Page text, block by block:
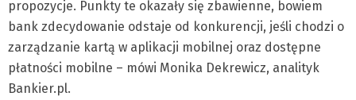
propozycje. Punkty te okazały się zbawienne, bowiem
bank zdecydowanie odstaje od konkurencji, jeśli chodzi o
zarządzanie kartą w aplikacji mobilnej oraz dostępne
płatności mobilne – mówi Monika Dekrewicz, analityk
Bankier.pl.